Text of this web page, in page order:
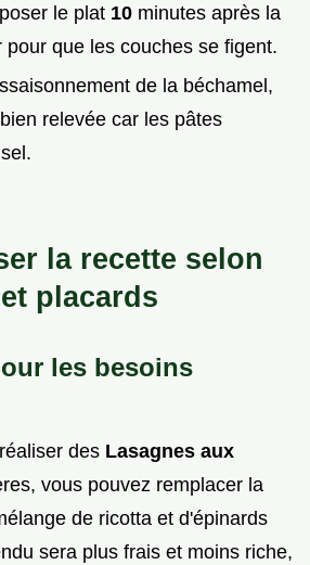
le plat 10 minutes après la
pour que les couches se figent.
de la béchamel,
relevée car les pâtes
la recette selon
placards
les besoins
des Lasagnes aux
vous pouvez remplacer la
de ricotta et d'épinards
sera plus frais et moins riche,